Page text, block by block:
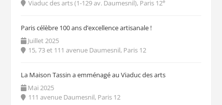
Viaduc des arts (1-129 av. Daumesnil), Paris 12
Paris célèbre 100 ans d’excellence artisanale !
Juillet 2025
15, 73 et 111 avenue Daumesnil, Paris 12
La Maison Tassin a emménagé au Viaduc des arts
Mai 2025
111 avenue Daumesnil, Paris 12